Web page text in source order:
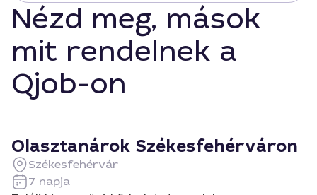
Nézd meg, mások
mit rendelnek a
Qjob-on
Olasztanárok Székesfehérváron
Székesfehérvár
7 napja